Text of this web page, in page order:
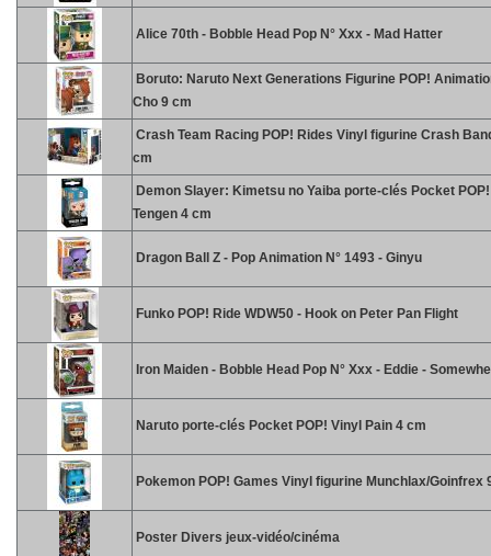
Alice 70th - Bobble Head Pop N° Xxx - Mad Hatter
Boruto: Naruto Next Generations Figurine POP!
Cho 9 cm
Crash Team Racing POP! Rides Vinyl figurine Crash
cm
Demon Slayer: Kimetsu no Yaiba porte-clés Pocket
Tengen 4 cm
Dragon Ball Z - Pop Animation N° 1493 - Ginyu
Funko POP! Ride WDW50 - Hook on Peter Pan Flight
Iron Maiden - Bobble Head Pop N° Xxx - Eddie -
Naruto porte-clés Pocket POP! Vinyl Pain 4 cm
Pokemon POP! Games Vinyl figurine Munchlax/Goinfrex
Poster Divers jeux-vidéo/cinéma